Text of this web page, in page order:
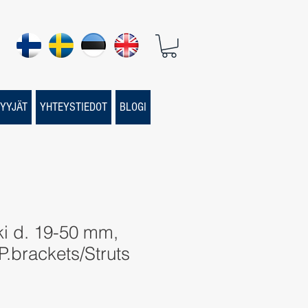
YHTEYSTIEDOT BLOGI
d. 19-50 mm,
Struts